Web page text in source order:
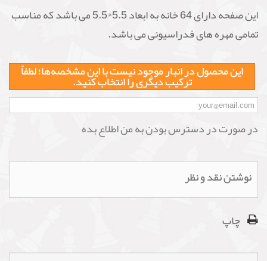
این صفحه دارای 64 خانه به ابعاد 5.5*5.5 می باشد که مناسب
تمامی مهره های فدراسیونی می باشد.
این محصول در انبار موجود نیست با این مشخصه‌ها؛ لطفاً
ترکیب دیگری را انتخاب کنید.
در صورت در دسترس بودن به من اطلاع بده
نوشتن نقد و نظر
چاپ